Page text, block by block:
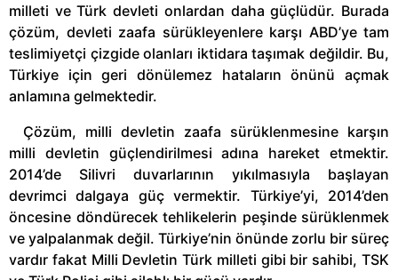
milleti ve Türk devleti onlardan daha güçlüdür. Burada
çözüm, devleti zaafa sürükleyenlere karşı ABD’ye tam
teslimiyetçi çizgide olanları iktidara taşımak değildir. Bu,
Türkiye için geri dönülemez hataların önünü açmak
anlamına gelmektedir.
Çözüm, milli devletin zaafa sürüklenmesine karşın
milli devletin güçlendirilmesi adına hareket etmektir.
2014’de Silivri duvarlarının yıkılmasıyla başlayan
devrimci dalgaya güç vermektir. Türkiye’yi, 2014’den
öncesine döndürecek tehlikelerin peşinde sürüklenmek
ve yalpalanmak değil. Türkiye’nin önünde zorlu bir süreç
vardır fakat Milli Devletin Türk milleti gibi bir sahibi, TSK